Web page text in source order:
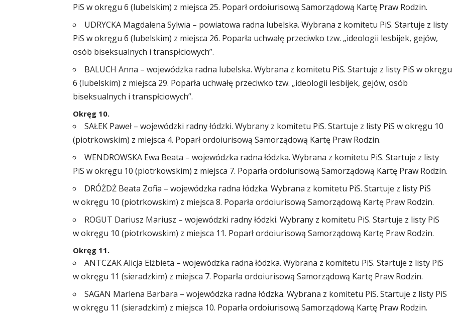
PiS w okręgu 6 (lubelskim) z miejsca 25. Poparł ordoiurisową Samorządową Kartę Praw Rodzin.
UDRYCKA Magdalena Sylwia – powiatowa radna lubelska. Wybrana z komitetu PiS. Startuje z listy
PiS w okręgu 6 (lubelskim) z miejsca 26. Poparła uchwałę przeciwko tzw. „ideologii lesbijek, gejów,
osób biseksualnych i transpłciowych”.
BALUCH Anna – wojewódzka radna lubelska. Wybrana z komitetu PiS. Startuje z listy PiS w okręgu
6 (lubelskim) z miejsca 29. Poparła uchwałę przeciwko tzw. „ideologii lesbijek, gejów, osób
biseksualnych i transpłciowych”.
Okręg 10.
SAŁEK Paweł – wojewódzki radny łódzki. Wybrany z komitetu PiS. Startuje z listy PiS w okręgu 10
(piotrkowskim) z miejsca 4. Poparł ordoiurisową Samorządową Kartę Praw Rodzin.
WENDROWSKA Ewa Beata – wojewódzka radna łódzka. Wybrana z komitetu PiS. Startuje z listy
PiS w okręgu 10 (piotrkowskim) z miejsca 7. Poparła ordoiurisową Samorządową Kartę Praw Rodzin.
DRÓŻDŻ Beata Zofia – wojewódzka radna łódzka. Wybrana z komitetu PiS. Startuje z listy PiS
w okręgu 10 (piotrkowskim) z miejsca 8. Poparła ordoiurisową Samorządową Kartę Praw Rodzin.
ROGUT Dariusz Mariusz – wojewódzki radny łódzki. Wybrany z komitetu PiS. Startuje z listy PiS
w okręgu 10 (piotrkowskim) z miejsca 11. Poparł ordoiurisową Samorządową Kartę Praw Rodzin.
Okręg 11.
ANTCZAK Alicja Elżbieta – wojewódzka radna łódzka. Wybrana z komitetu PiS. Startuje z listy PiS
w okręgu 11 (sieradzkim) z miejsca 7. Poparła ordoiurisową Samorządową Kartę Praw Rodzin.
SAGAN Marlena Barbara – wojewódzka radna łódzka. Wybrana z komitetu PiS. Startuje z listy PiS
w okręgu 11 (sieradzkim) z miejsca 10. Poparła ordoiurisową Samorządową Kartę Praw Rodzin.